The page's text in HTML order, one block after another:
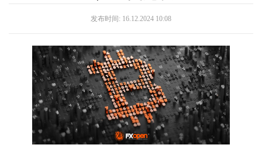
发布时间: 16.12.2024 10:08